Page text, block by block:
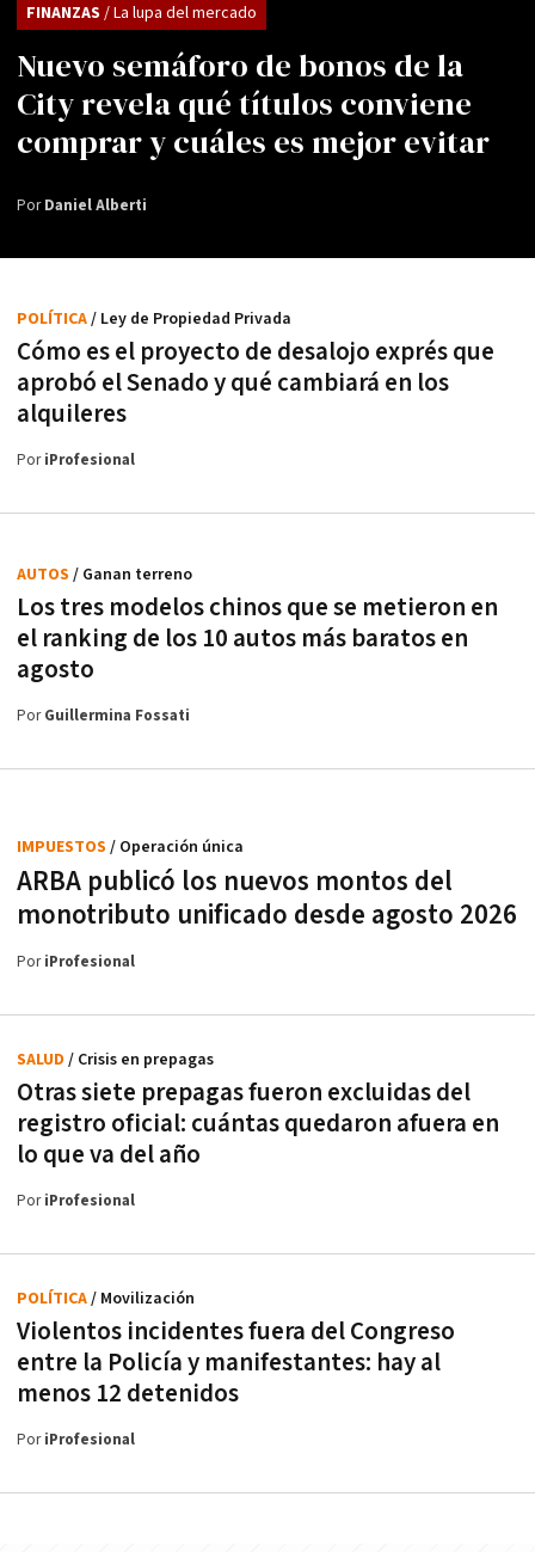
Nuevo semáforo de bonos de la
City revela qué títulos conviene
comprar y cuáles es mejor evitar
FINANZAS / La lupa del mercado
PorDaniel Alberti
Cómo es el proyecto de desalojo exprés que
aprobó el Senado y qué cambiará en los
alquileres
POLÍTICA/ Ley de Propiedad Privada
PoriProfesional
Los tres modelos chinos que se metieron en
el ranking de los 10 autos más baratos en
agosto
AUTOS / Ganan terreno
PorGuillermina Fossati
ARBA publicó los nuevos montos del
monotributo unificado desde agosto 2026
IMPUESTOS / Operación única
PoriProfesional
Otras siete prepagas fueron excluidas del
registro oficial: cuántas quedaron afuera en
lo que va del año
SALUD / Crisis en prepagas
PoriProfesional
Violentos incidentes fuera del Congreso
entre la Policía y manifestantes: hay al
menos 12 detenidos
POLÍTICA/ Movilización
PoriProfesional